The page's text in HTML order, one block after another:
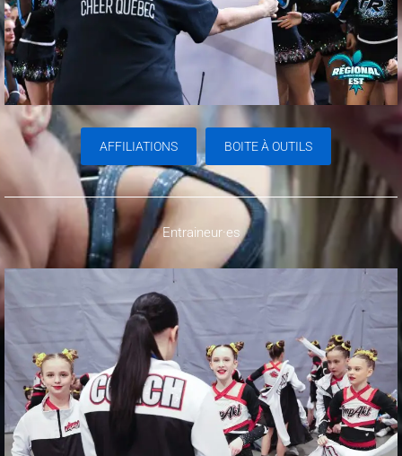
AFFILIATIONS BOITE À OUTILS
Entraineur·es